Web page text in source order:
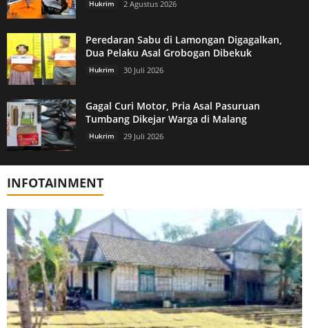
Hukrim 2 Agustus 2026
Peredaran Sabu di Lamongan Digagalkan,
Dua Pelaku Asal Grobogan Dibekuk
Hukrim 30 Juli 2026
Gagal Curi Motor, Pria Asal Pasuruan
Tumbang Dikejar Warga di Malang
Hukrim 29 Juli 2026
INFOTAINMENT